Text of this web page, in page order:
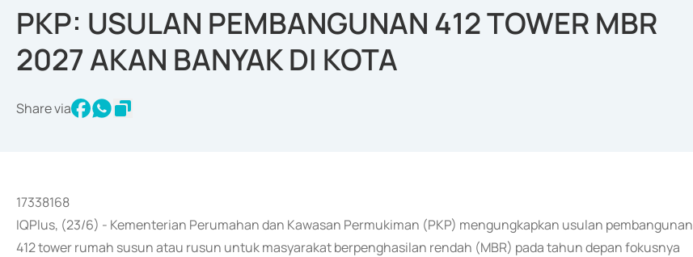
PKP: USULAN PEMBANGUNAN 412 TOWER MBR
2027 AKAN BANYAK DI KOTA
Share via
17338168
IQPlus, (23/6) - Kementerian Perumahan dan Kawasan Permukiman (PKP) mengungkapkan usulan pembangunan
412 tower rumah susun atau rusun untuk masyarakat berpenghasilan rendah (MBR) pada tahun depan fokusnya